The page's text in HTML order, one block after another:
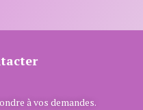
à vos demandes.